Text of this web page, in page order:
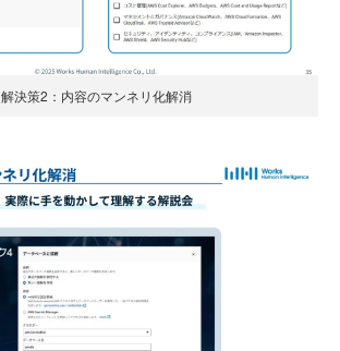
解決策2：内容のマンネリ化解消